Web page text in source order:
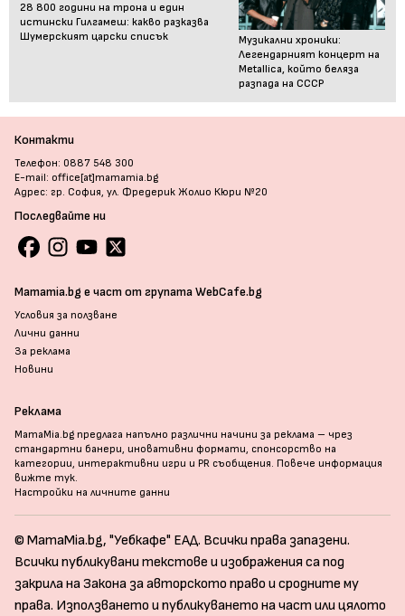
28 800 години на трона и един
истински Гилгамеш: какво разказва
Шумерският царски списък
Музикални хроники:
Легендарният концерт на
Metallica, който беляза
разпада на СССР
Контакти
Телефон: 0887 548 300
E-mail: office[at]mamamia.bg
Адрес: гр. София, ул. Фредерик Жолио Кюри №20
Последвайте ни
Mamamia.bg е част от групата WebCafe.bg
Условия за ползване
Лични данни
За реклама
Новини
Реклама
MamaMia.bg предлага напълно различни начини за реклама – чрез
стандартни банери, иновативни формати, спонсорство на
категории, интерактивни игри и PR съобщения. Повече информация
вижте тук.
Настройки на личните данни
© MamaMia.bg, "Уебкафе" ЕАД. Всички права запазени.
Всички публикувани текстове и изображения са под
закрила на Закона за авторското право и сродните му
права. Използването и публикуването на част или цялото